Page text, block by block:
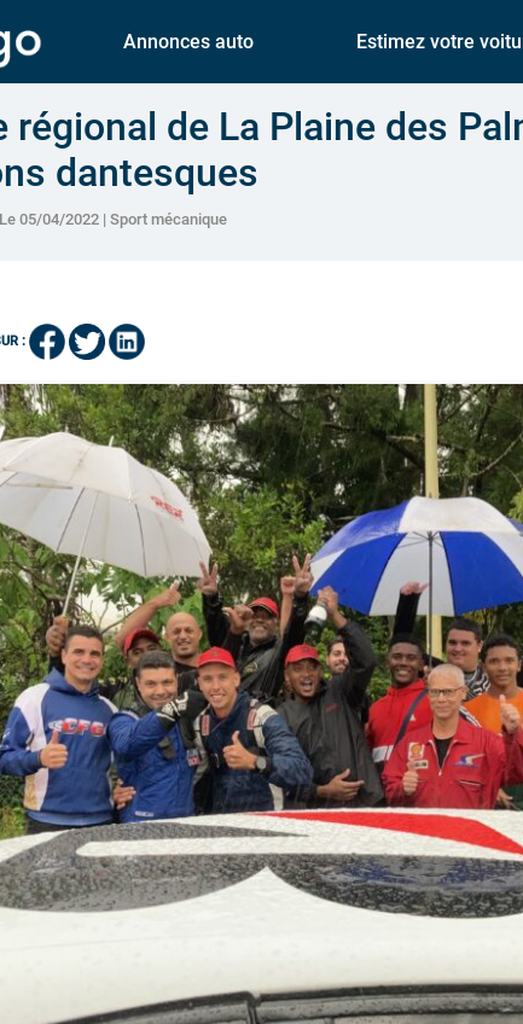
Annonces auto Estimez votre
régional de La Plaine des
dantesques
05/04/2022 | Sport mécanique
: